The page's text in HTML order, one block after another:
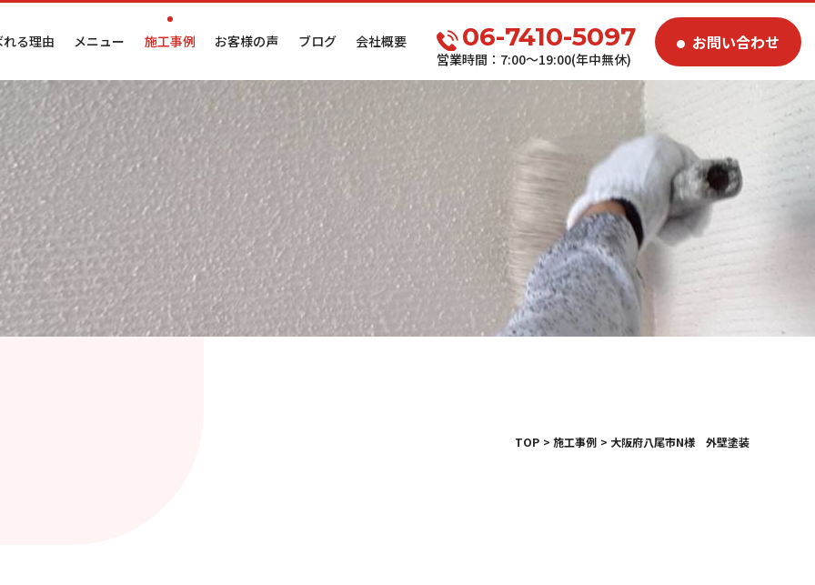
る理由 メニュー 施工事例 お客様の声 ブログ 会社概要 06-7410-5097
営業時間：7:00～19:00(年中無休)
お問い合わせ
TOP 施工事例 大阪府八尾市N様 外壁塗装